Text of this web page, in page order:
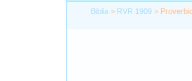
Biblia > RVR 1909 >